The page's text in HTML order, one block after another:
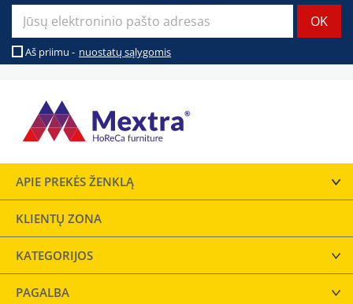
Aš priimu - nuostatų sąlygomis
APIE PREKĖS ŽENKLĄ
KLIENTŲ ZONA
KATEGORIJOS
PAGALBA